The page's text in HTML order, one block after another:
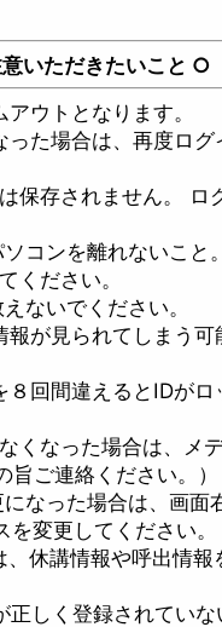
ただきたいこと ○
ウトとなります。
合は、再度ログ
れません。 ログ
ソコンを離れないこと
ください。
ないでください。
られてしまう可
違えるとIDがロ
た場合は、メデ
ご連絡ください。）
になった場合は、画面
変更してください。
情報や呼出情報
登録されていな